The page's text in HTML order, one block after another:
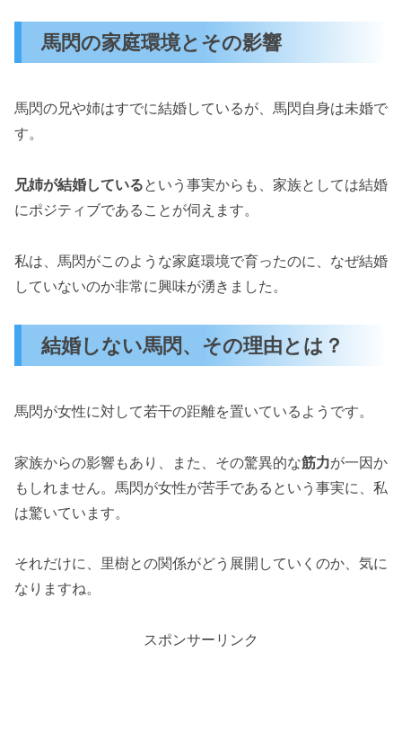
馬閃の家庭環境とその影響
馬閃の兄や姉はすでに結婚しているが、馬閃自身は未婚で
す。
兄姉が結婚しているという事実からも、家族としては結婚
にポジティブであることが伺えます。
私は、馬閃がこのような家庭環境で育ったのに、なぜ結婚
していないのか非常に興味が湧きました。
結婚しない馬閃、その理由とは？
馬閃が女性に対して若干の距離を置いているようです。
家族からの影響もあり、また、その驚異的な筋力が一因か
もしれません。馬閃が女性が苦手であるという事実に、私
は驚いています。
それだけに、里樹との関係がどう展開していくのか、気に
なりますね。
スポンサーリンク